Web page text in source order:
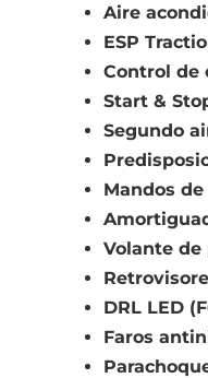
Aire
ESP
Control de
Start &
Segundo
Mandos
Volante de
DRL LED
Faros